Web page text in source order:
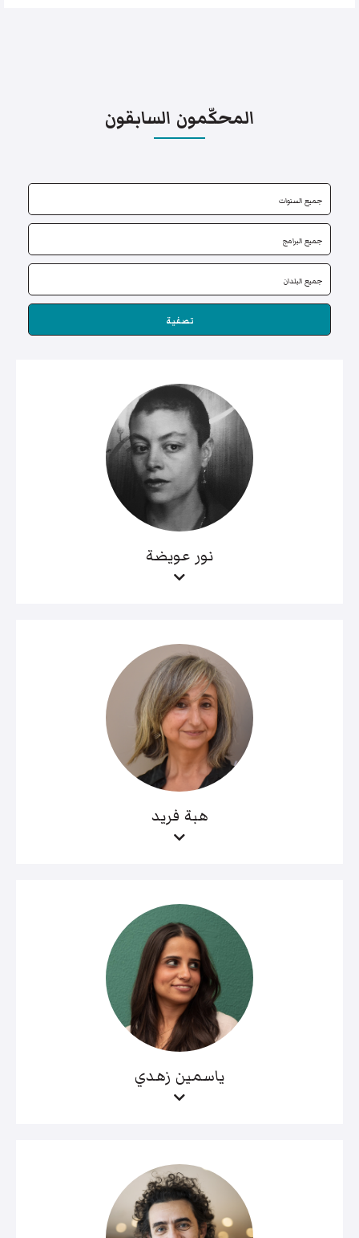
المحكّمون السابقون
تصفية
نور عويضة
هبة فريد
ياسمين زهدي